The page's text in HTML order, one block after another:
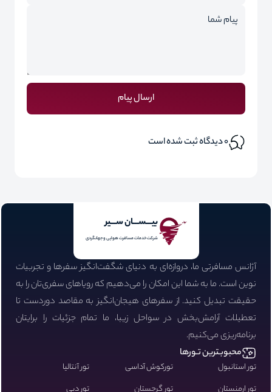
ارسال پیام
0دیدگاه ثبت شده است
بیـــســـان ســـیر
شرکت خدمات مسافرت هوایی و جهانگردی
آژانس مسافرتی ما، دروازه‌ای به دنیای شگفت‌انگیز سفرها و تجربیات
نوین است. ما به شما این امکان را می‌دهیم که رویاهای سفری‌تان را به
حقیقت تبدیل کنید. از سفرهای هیجان‌انگیز به مقاصد دوردست تا
تعطیلات آرامش‌بخش در سواحل زیبا، ما تمام جزئیات را برایتان
برنامه‌ریزی می‌کنیم.
محبوبـترین تـورها
تور استانبول تورکوش آداسی
تور آنتالیا
تور ارمنستان
تور گرجستان تور دبی